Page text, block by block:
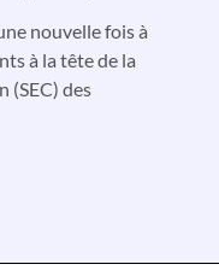
nouvelle fois à
à la tête de la
(SEC) des